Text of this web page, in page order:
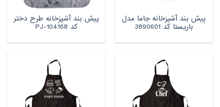
پیش بند آشپزخانه جاما مدل
باریستا کد 3890601
پیش بند آشپزخانه طرح دختر
کد PJ-104168